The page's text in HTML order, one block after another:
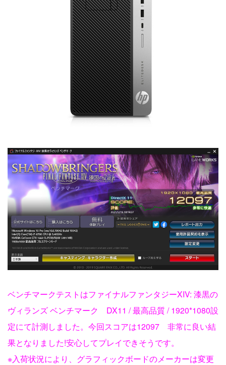
ベンチマークテストはファイナルファンタジーXIV: 漆黒の
ヴィランズ ベンチマーク DX11 / 最高品質 / 1920*1080設
定にて計測しました。今回スコアは12097 非常に良い結
果となりました!安心してプレイできそうです。
※入荷状況により、グラフィックボードのメーカーは変更